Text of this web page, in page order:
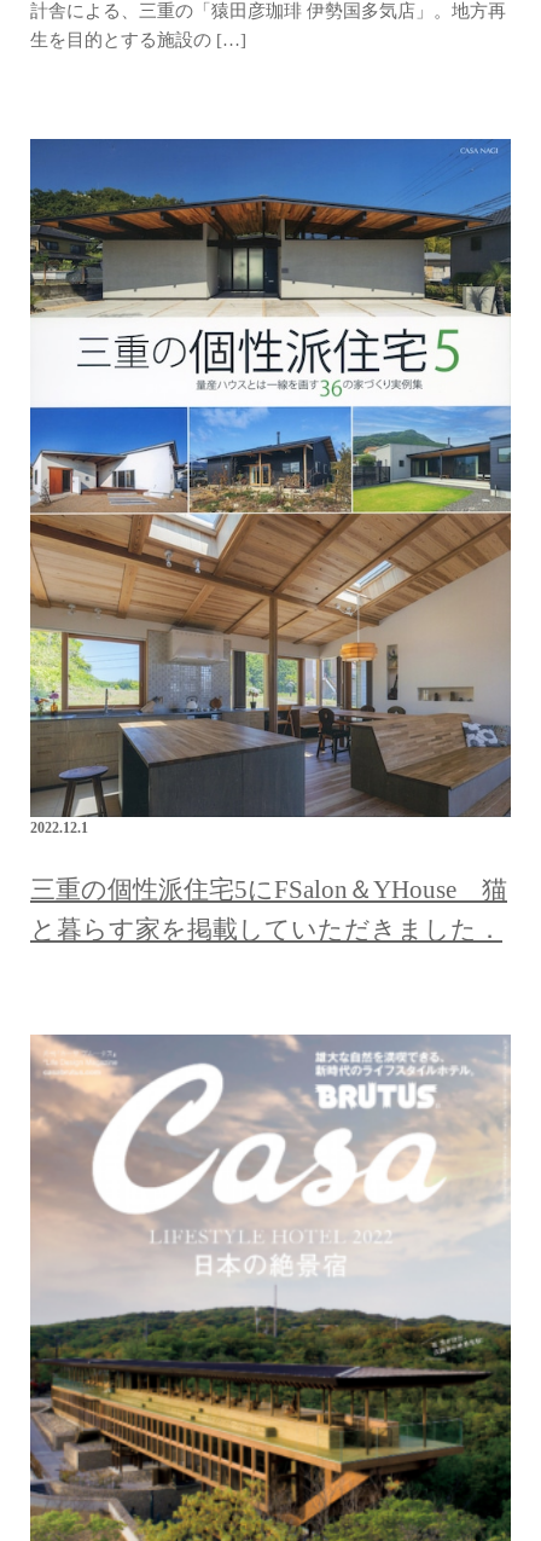
計舎による、三重の「猿田彦珈琲 伊勢国多気店」。地方再
生を目的とする施設の […]
2022.12.1
三重の個性派住宅5にFSalon＆YHouse 猫
と暮らす家を掲載していただきました．